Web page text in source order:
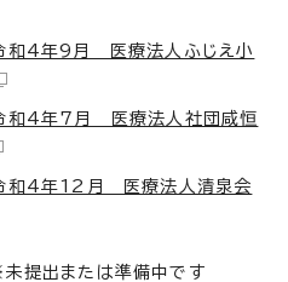
4年9月 医療法人ふじえ小
和4年7月 医療法人社団咸恒
和4年12月 医療法人清泉会
提出または準備中です